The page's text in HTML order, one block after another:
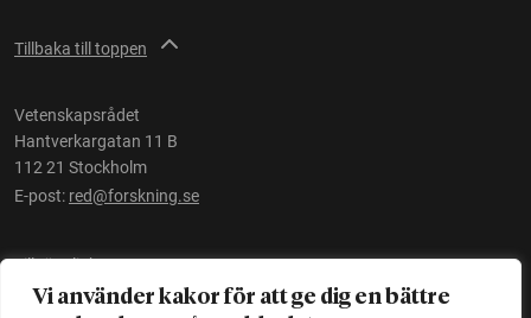
Vi använder kakor för att ge dig en bättre
Tillbaka till toppen
Vetenskapsrådet
Hantverkargatan 11 B
112 21 Stockholm
E-post: red@forskning.se
Tillgänglighet